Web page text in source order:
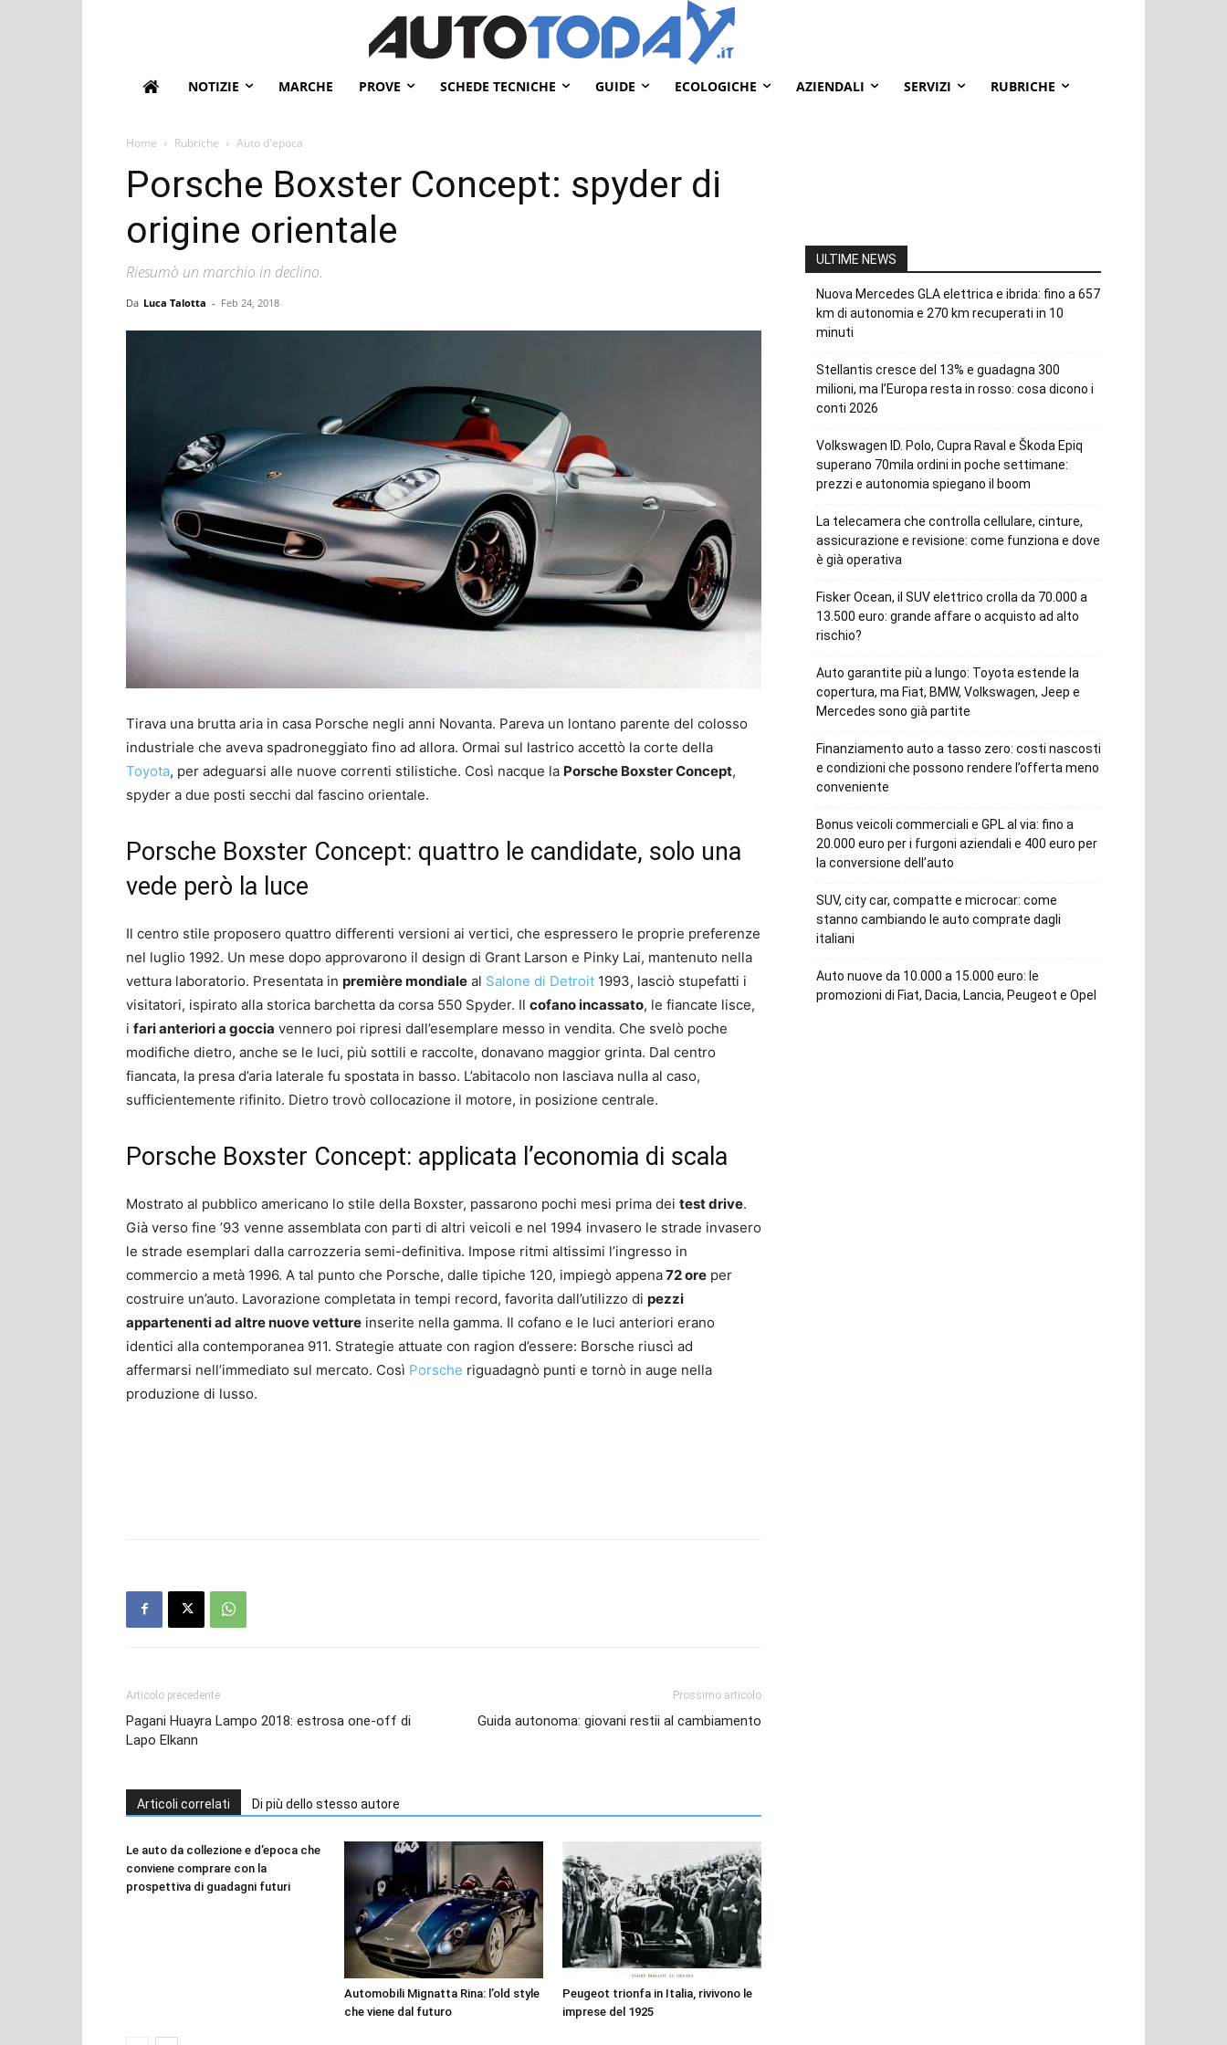
NOTIZIE MARCHE PROVE SCHEDE TECNICHE GUIDE ECOLOGICHE AZIENDALI SERVIZI RUBRICHE
Home Rubriche Auto d'epoca
Porsche Boxster Concept: spyder di
origine orientale
Riesumò un marchio in declino.
Da Luca Talotta - Feb 24, 2018
Tirava una brutta aria in casa Porsche negli anni Novanta. Pareva un lontano parente del colosso
industriale che aveva spadroneggiato fino ad allora. Ormai sul lastrico accettò la corte della
Toyota, per adeguarsi alle nuove correnti stilistiche. Così nacque la Porsche Boxster Concept,
spyder a due posti secchi dal fascino orientale.
Porsche Boxster Concept: quattro le candidate, solo una
vede però la luce
Il centro stile proposero quattro differenti versioni ai vertici, che espressero le proprie preferenze
nel luglio 1992. Un mese dopo approvarono il design di Grant Larson e Pinky Lai, mantenuto nella
vettura laboratorio. Presentata in première mondiale al Salone di Detroit 1993, lasciò stupefatti i
visitatori, ispirato alla storica barchetta da corsa 550 Spyder. Il cofano incassato, le fiancate lisce,
i fari anteriori a goccia vennero poi ripresi dall’esemplare messo in vendita. Che svelò poche
modifiche dietro, anche se le luci, più sottili e raccolte, donavano maggior grinta. Dal centro
fiancata, la presa d’aria laterale fu spostata in basso. L’abitacolo non lasciava nulla al caso,
sufficientemente rifinito. Dietro trovò collocazione il motore, in posizione centrale.
Porsche Boxster Concept: applicata l’economia di scala
Mostrato al pubblico americano lo stile della Boxster, passarono pochi mesi prima dei test drive.
Già verso fine ’93 venne assemblata con parti di altri veicoli e nel 1994 invasero le strade invasero
le strade esemplari dalla carrozzeria semi-definitiva. Impose ritmi altissimi l’ingresso in
commercio a metà 1996. A tal punto che Porsche, dalle tipiche 120, impiegò appena72 ore per
costruire un’auto. Lavorazione completata in tempi record, favorita dall’utilizzo di pezzi
appartenenti ad altre nuove vetture inserite nella gamma. Il cofano e le luci anteriori erano
identici alla contemporanea 911. Strategie attuate con ragion d’essere: Borsche riuscì ad
affermarsi nell’immediato sul mercato. Così Porsche riguadagnò punti e tornò in auge nella
produzione di lusso.
Articolo precedente
Pagani Huayra Lampo 2018: estrosa one-off di
Lapo Elkann
Prossimo articolo
Guida autonoma: giovani restii al cambiamento
Articoli correlati Di più dello stesso autore
Le auto da collezione e d’epoca che
conviene comprare con la
prospettiva di guadagni futuri
Automobili Mignatta Rina: l’old style
che viene dal futuro
Peugeot trionfa in Italia, rivivono le
imprese del 1925
ULTIME NEWS
Nuova Mercedes GLA elettrica e ibrida: fino a 657
km di autonomia e 270 km recuperati in 10
minuti
Stellantis cresce del 13% e guadagna 300
milioni, ma l’Europa resta in rosso: cosa dicono i
conti 2026
Volkswagen ID. Polo, Cupra Raval e Škoda Epiq
superano 70mila ordini in poche settimane:
prezzi e autonomia spiegano il boom
La telecamera che controlla cellulare, cinture,
assicurazione e revisione: come funziona e dove
è già operativa
Fisker Ocean, il SUV elettrico crolla da 70.000 a
13.500 euro: grande affare o acquisto ad alto
rischio?
Auto garantite più a lungo: Toyota estende la
copertura, ma Fiat, BMW, Volkswagen, Jeep e
Mercedes sono già partite
Finanziamento auto a tasso zero: costi nascosti
e condizioni che possono rendere l’offerta meno
conveniente
Bonus veicoli commerciali e GPL al via: fino a
20.000 euro per i furgoni aziendali e 400 euro per
la conversione dell’auto
SUV, city car, compatte e microcar: come
stanno cambiando le auto comprate dagli
italiani
Auto nuove da 10.000 a 15.000 euro: le
promozioni di Fiat, Dacia, Lancia, Peugeot e Opel